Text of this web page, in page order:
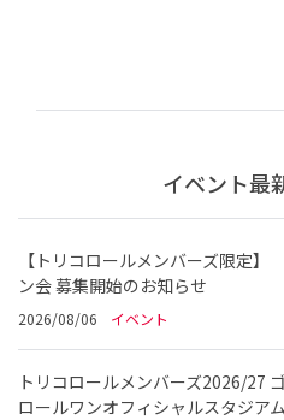
イベント最
【トリコロールメンバーズ限定
ン会 募集開始のお知らせ
2026/08/06 イベント
トリコロールメンバーズ2026/27
ロールワンオフィシャルスタジア